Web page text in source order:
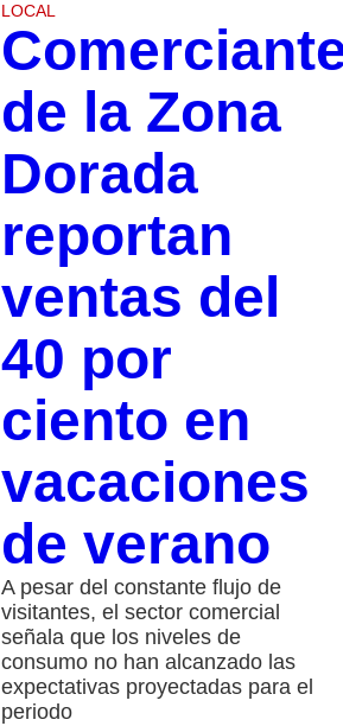
LOCAL
de la Zona
Dorada
reportan
ventas del
40 por
ciento en
vacaciones
de verano​
A pesar del constante flujo de
visitantes, el sector comercial
señala que los niveles de
consumo no han alcanzado las
expectativas proyectadas para el
periodo